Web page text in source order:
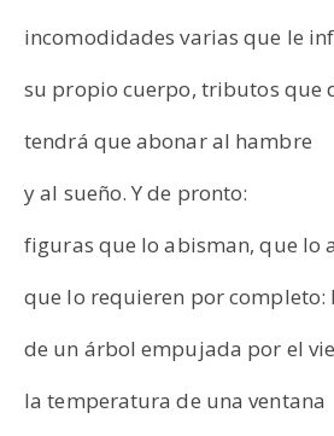
incomodidades varias que le
su propio cuerpo, tributos que
tendrá que abonar al hambre
y al sueño. Y de pronto:
figuras que lo abisman, que lo
que lo requieren por completo:
de un árbol empujada por el
la temperatura de una ventana